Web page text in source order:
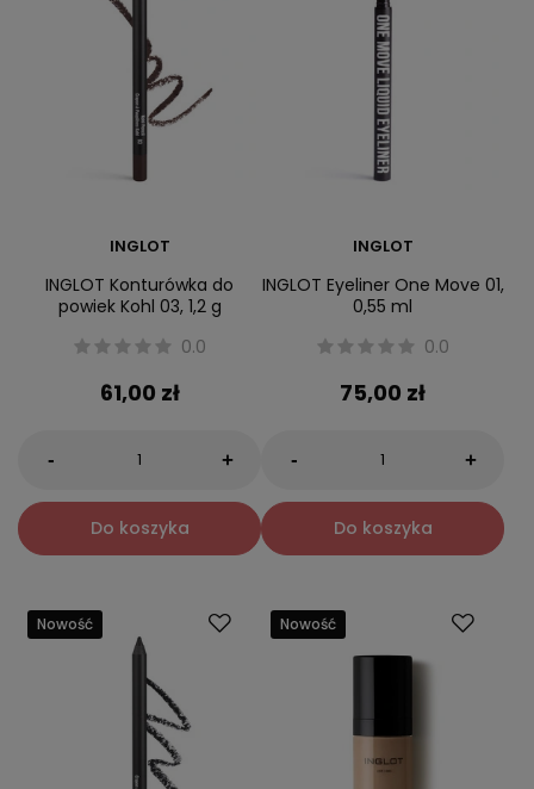
INGLOT
INGLOT Konturówka do
powiek Kohl 03, 1,2 g
0.0
61,00 zł
- +
Do koszyka
INGLOT
INGLOT Eyeliner One Move 01,
0,55 ml
0.0
75,00 zł
- +
Do koszyka
Nowość Nowość